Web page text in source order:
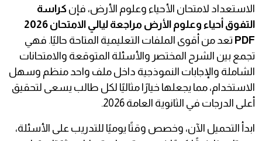
الاستعداد لامتحان الأحياء وعلوم الأرض، فإن كراسة
التفوق أحياء وعلوم الأرض مراجعة ليالي الامتحان 2026
PDF تعد من أقوى الملفات التعليمية المتاحة حاليًا. فهي
تجمع بين الشرح المختصر والأسئلة المتوقعة والامتحانات
الشاملة والإجابات النموذجية داخل ملف واحد منظم وسهل
الاستخدام، مما يجعلها خيارًا مثاليًا لكل طالب يسعى لتحقيق
أعلى الدرجات في الثانوية العامة 2026.
ابدأ التحميل الآن، وخصص وقتًا يوميًا للتدريب على الأسئلة،